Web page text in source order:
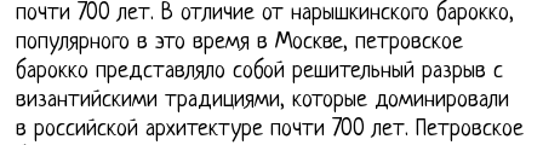
почти 700 лет. В отличие от нарышкинского барокко,
популярного в это время в Москве, петровское
барокко представляло собой решительный разрыв с
византийскими традициями, которые доминировали
в российской архитектуре почти 700 лет. Петровское